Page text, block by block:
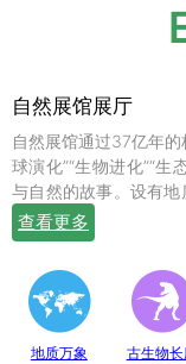
自然展馆展厅
自然展馆通过37亿年
球演化”“生物进化”“
与自然的故事。设有
史前探秘、煤海之光
斜长麻粒岩等矿物标本
等珍贵的化石；有秦
等珍稀动植物标本，
查看更多
地质万象 古生物